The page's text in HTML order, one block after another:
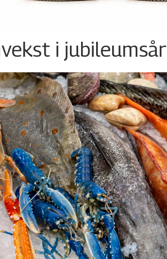
i jubileumsår